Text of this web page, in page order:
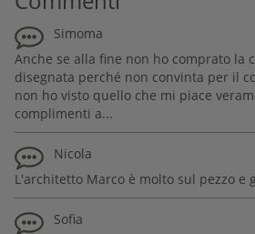
Simoma
Anche se alla fine non ho comprato la
disegnata perché non convinta per il
non ho visto quello che mi piace
complimenti a...
Nicola
L'architetto Marco è molto sul pezzo e
Sofia